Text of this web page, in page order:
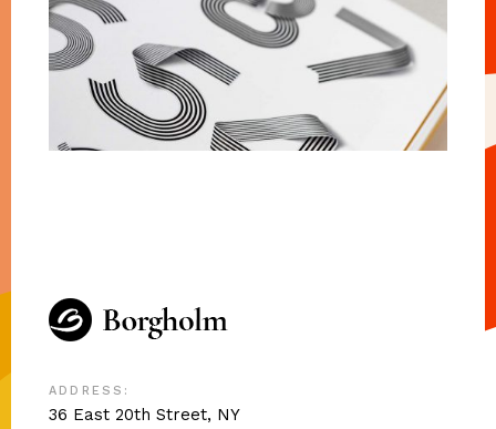
ADDRESS:
36 East 20th Street, NY